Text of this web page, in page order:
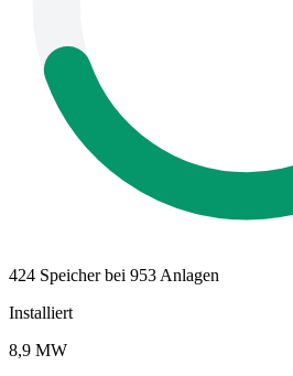
424 Speicher bei 953 Anlagen
Installiert
8,9 MW